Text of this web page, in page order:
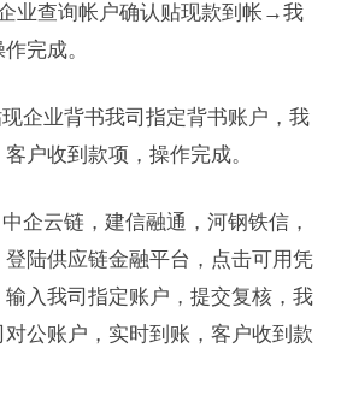
业查询帐户确认贴现款到帐→我
完成。
企业背书我司指定背书账户，我
户收到款项，操作完成。
企云链，建信融通，河钢铁信，
陆供应链金融平台，点击可用凭
入我司指定账户，提交复核，我
公账户，实时到账，客户收到款